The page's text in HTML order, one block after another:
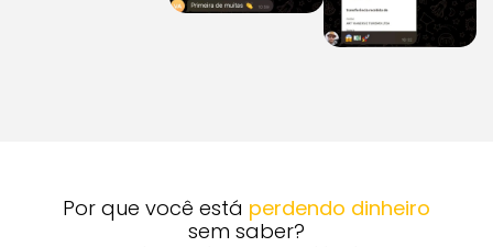
Por que você está perdendo dinheiro
sem saber?